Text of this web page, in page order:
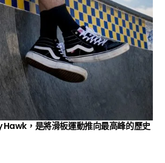
，是將滑板運動推向最高峰的歷史